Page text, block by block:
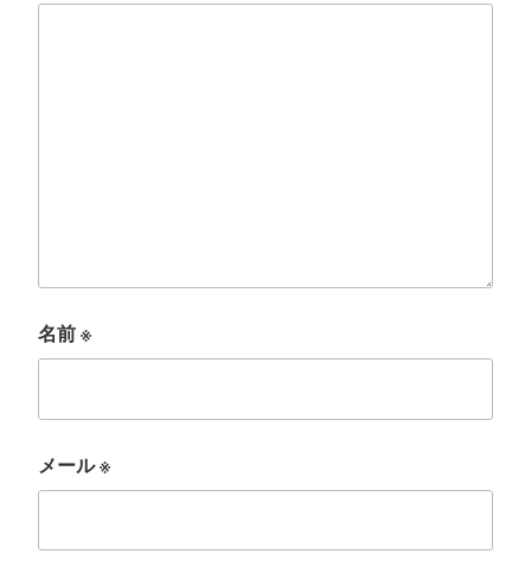
名前※
メール※